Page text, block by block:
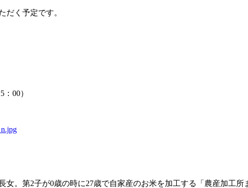
く予定です。
：00）
。第2子が0歳の時に27歳で自家産のお米を加工する「農産加工